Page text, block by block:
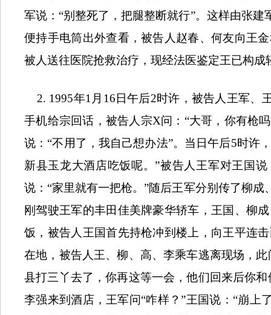
军说：“别整死了，把腿整断就行”。这样由张
便持手电筒出外查看，被告人赵春、何友向王
被人送往医院抢救治疗，现经法医鉴定王已构成
2. 1995年1 月 16 日午后2时许，被告人王军、
手机给宗回话，被告人宗X问：“大哥，你有枪
说：“不用了，我自己想办法”。当日午后5时许
新县玉龙大酒店吃饭呢。”被告人王军对王国
说：“家里就有一把枪。”随后王军分别传了柳
刚驾驶王军的丰田佳美牌豪华轿车，王国、柳
饭，被告人王国首先持枪冲到楼上，向王平连
在地，被告人王、柳、高、李乘车逃离现场，
县打三丫去了，你再这等一会，他们回来后你
李强来到酒店，王军问“咋样？”王国说：“崩上